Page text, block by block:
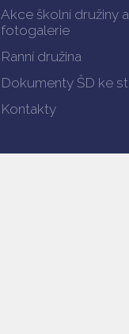
Akce školní družiny a
fotogalerie
Ranní družina
Dokumenty ŠD ke
Kontakty